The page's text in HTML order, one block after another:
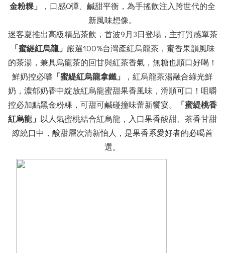
金粉粿」
，口感Q彈、鹹甜平衡，為手搖飲注入跨世代的全
新風味想像。
迷客夏推出高級精品茶飲，首波9月3日登場，主打質感單茶
「蜜緹紅烏龍」 嚴選100%台灣產紅烏龍茶，蜜香果韻風味
的茶湯，兼具烏龍茶的回甘與紅茶香氣，無糖也順口好喝！
鮮奶控必嚐 「蜜緹紅烏龍拿鐵」
，紅烏龍茶湯融合綠光鮮
奶，濃郁奶香中綻放紅烏龍蜜甜果香風味，滑順可口！咀嚼
控必加點黑金粉粿，可甜可鹹碰撞味蕾新饗宴。
「蜜緹桃香
紅烏龍」 以人氣蜜桃結合紅烏龍，入口果香酸甜、茶香甘甜
繚繞口中，酸甜層次清新怡人，是果香系愛好者的必喝首
選。